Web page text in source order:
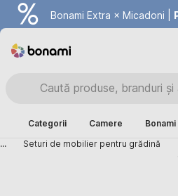
Bonami Extra × Micadoni |
Summer Sale |
Categorii Camere Bonami
...
Seturi de mobilier pentru grădină